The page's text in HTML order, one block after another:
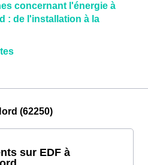
concernant l'énergie à
: de l'installation à la
(62250)
sur EDF à